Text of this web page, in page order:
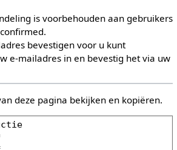
is voorbehouden aan gebruikers
bevestigen voor u kunt
e-mailadres in en bevestig het via uw
deze pagina bekijken en kopiëren.